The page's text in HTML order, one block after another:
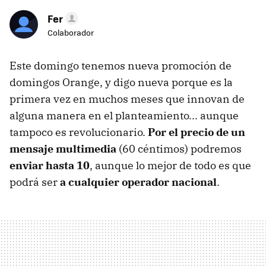
Fer
Colaborador
Este domingo tenemos nueva promoción de
domingos Orange, y digo nueva porque es la
primera vez en muchos meses que innovan de
alguna manera en el planteamiento... aunque
tampoco es revolucionario. Por el precio de un
mensaje multimedia (60 céntimos) podremos
enviar hasta 10, aunque lo mejor de todo es que
podrá sera cualquier operador nacional.